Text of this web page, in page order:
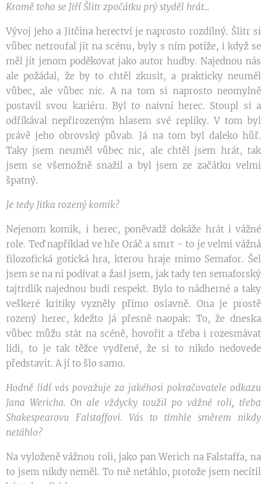
Kromě toho se Jiří Šlitr zpočátku prý styděl hrát...
Vývoj jeho a Jitčina herectví je naprosto rozdílný. Šlitr si
vůbec netroufal jít na scénu, byly s ním potíže, i když se
měl jít jenom poděkovat jako autor hudby. Najednou nás
ale požádal, že by to chtěl zkusit, a prakticky neuměl
vůbec, ale vůbec nic. A na tom si naprosto neomylně
postavil svou kariéru. Byl to naivní herec. Stoupl si a
odříkával nepřirozeným hlasem své repliky. V tom byl
právě jeho obrovský půvab. Já na tom byl daleko hůř.
Taky jsem neuměl vůbec nic, ale chtěl jsem hrát, tak
jsem se všemožně snažil a byl jsem ze začátku velmi
špatný.
Je tedy Jitka rozený komik?
Nejenom komik, i herec, poněvadž dokáže hrát i vážné
role. Teď například ve hře Oráč a smrt - to je velmi vážná
filozofická gotická hra, kterou hraje mimo Semafor. Šel
jsem se na ni podívat a žasl jsem, jak tady ten semaforský
tajtrdlík najednou budí respekt. Bylo to nádherné a taky
veškeré kritiky vyzněly přímo oslavně. Ona je prostě
rozený herec, kdežto já přesně naopak: To, že dneska
vůbec můžu stát na scéně, hovořit a třeba i rozesmávat
lidi, to je tak těžce vydřené, že si to nikdo nedovede
představit. A jí to šlo samo.
Hodně lidí vás považuje za jakéhosi pokračovatele odkazu
Jana Wericha. On ale vždycky toužil po vážné roli, třeba
Shakespearovu Falstaffovi. Vás to tímhle směrem nikdy
netáhlo?
Na vyloženě vážnou roli, jako pan Werich na Falstaffa, na
to jsem nikdy neměl. To mě netáhlo, protože jsem necítil